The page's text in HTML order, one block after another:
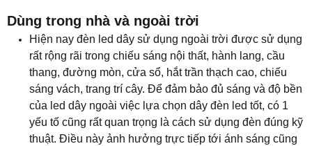
​Dùng trong nhà và ngoài trời
Hiện nay đèn led dây sử dụng ngoài trời được sử dụng
rất rộng rãi trong chiếu sáng nội thất, hành lang, cầu
thang, đường mòn, cửa sổ, hắt trần thạch cao, chiếu
sáng vách, trang trí cây. Để đảm bảo đủ sáng và độ bền
của led dây ngoài việc lựa chọn dây đèn led tốt, có 1
yếu tố cũng rất quan trọng là cách sử dụng đèn đúng kỹ
thuật. Điều này ảnh hưởng trực tiếp tới ánh sáng cũng